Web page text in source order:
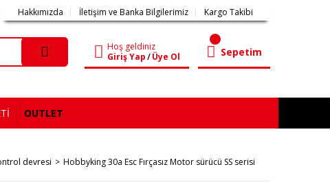
Hakkımızda İletişim ve Banka Bilgilerimiz Kargo Takibi
Hoş geldiniz
Giriş Yap/Üye Ol Sepetim
OUTLET
devresi Hobbyking 30a Esc Fırçasız Motor sürücü SS serisi